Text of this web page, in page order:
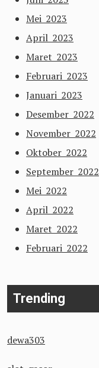
Mei 2023
April 2023
Maret 2023
Februari 2023
Januari 2023
Desember 2022
November 2022
Oktober 2022
September 2022
Mei 2022
April 2022
Maret 2022
Februari 2022
Trending
dewa303